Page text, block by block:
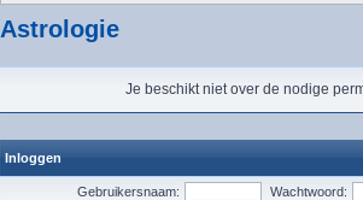
Astrologie
Je beschikt niet over de nodige
Inloggen
Gebruikersnaam: Wachtwoord: